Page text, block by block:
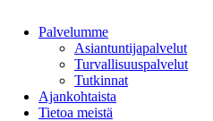
Palvelumme
Asiantuntijapalvelut
Turvallisuuspalvelut
Tutkinnat
Ajankohtaista
Tietoa meistä